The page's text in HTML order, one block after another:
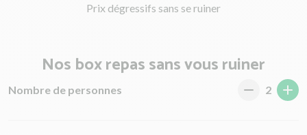
Prix dégressifs sans se ruiner
Nos box repas sans vous ruiner
Nombre de personnes 2